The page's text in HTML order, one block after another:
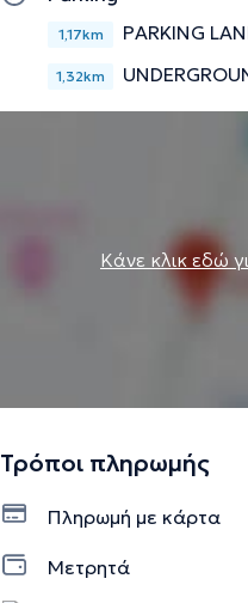
1,17km PARKING
1,32km
Κάνε κλικ εδώ
Τρόποι πληρωμής
Πληρωμή με κάρτα
Μετρητά